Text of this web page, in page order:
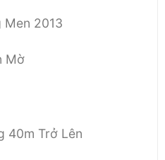
Men 2013
Mờ
40m Trở Lên